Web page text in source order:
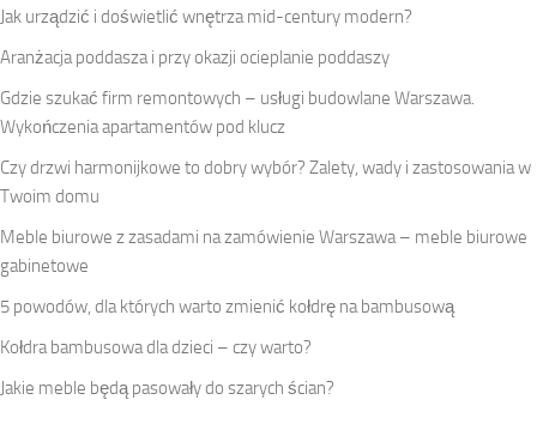
Jak urządzić i doświetlić wnętrza mid-century modern?
Aranżacja poddasza i przy okazji ocieplanie poddaszy
Gdzie szukać firm remontowych – usługi budowlane Warszawa.
Wykończenia apartamentów pod klucz
Czy drzwi harmonijkowe to dobry wybór? Zalety, wady i zastosowania w
Twoim domu
Meble biurowe z zasadami na zamówienie Warszawa – meble biurowe
gabinetowe
5 powodów, dla których warto zmienić kołdrę na bambusową
Kołdra bambusowa dla dzieci – czy warto?
Jakie meble będą pasowały do szarych ścian?